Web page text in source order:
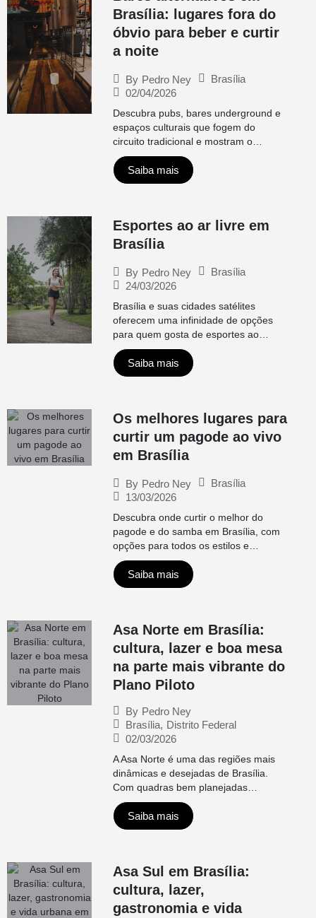
Brasília: lugares fora do
óbvio para beber e curtir
a noite
By Pedro Ney
Brasília
02/04/2026
Descubra pubs, bares underground e
espaços culturais que fogem do
circuito tradicional e mostram o…
Saiba mais
Esportes ao ar livre em
Brasília
By Pedro Ney
Brasília
24/03/2026
Brasília e suas cidades satélites
oferecem uma infinidade de opções
para quem gosta de esportes ao…
Saiba mais
Os melhores lugares para
curtir um pagode ao vivo
em Brasília
By Pedro Ney
Brasília
13/03/2026
Descubra onde curtir o melhor do
pagode e do samba em Brasília, com
opções para todos os estilos e…
Saiba mais
Asa Norte em Brasília:
cultura, lazer e boa mesa
na parte mais vibrante do
Plano Piloto
By Pedro Ney
Brasília, Distrito Federal
02/03/2026
A Asa Norte é uma das regiões mais
dinâmicas e desejadas de Brasília.
Com quadras bem planejadas…
Saiba mais
Asa Sul em Brasília:
cultura, lazer,
gastronomia e vida